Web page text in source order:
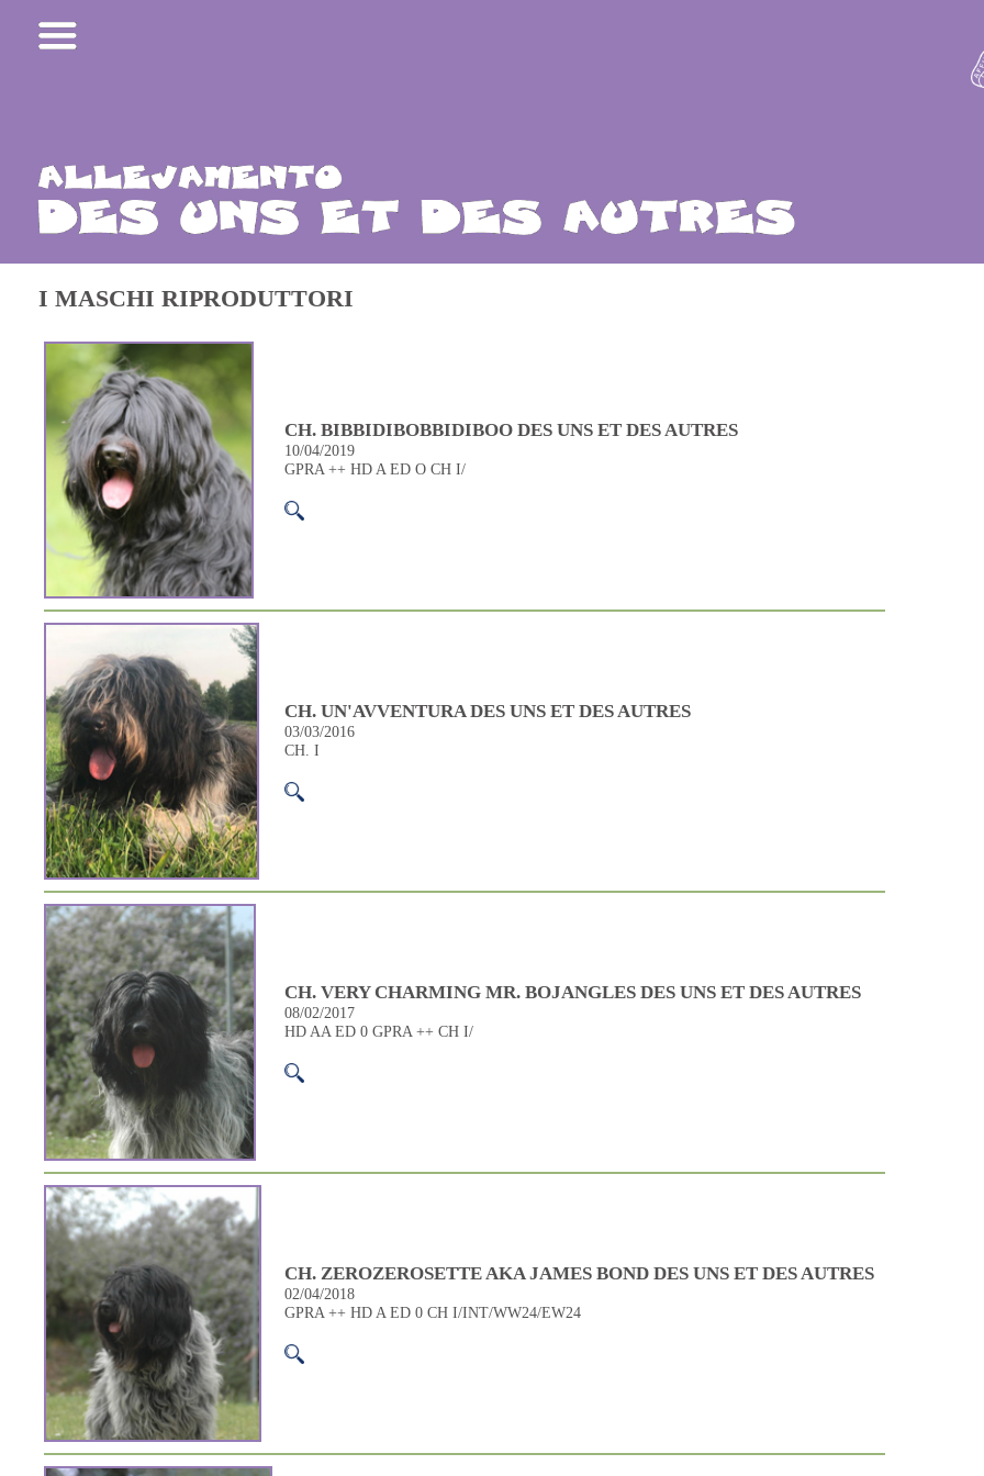
I MASCHI RIPRODUTTORI
CH. BIBBIDIBOBBIDIBOO DES UNS ET DES AUTRES
10/04/2019
GPRA ++ HD A ED O CH I/
CH. UN'AVVENTURA DES UNS ET DES AUTRES
03/03/2016
CH. I
CH. VERY CHARMING MR. BOJANGLES DES UNS ET DES AUTRES
08/02/2017
HD AA ED 0 GPRA ++ CH I/
CH. ZEROZEROSETTE AKA JAMES BOND DES UNS ET DES AUTRES
02/04/2018
GPRA ++ HD A ED 0 CH I/INT/WW24/EW24